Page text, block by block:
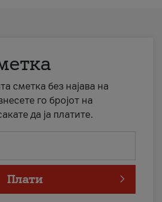
сметка без најава на
го бројот на
да ја платите.
Плати